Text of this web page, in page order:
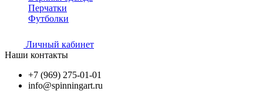
Перчатки
Футболки
Личный кабинет
Наши контакты
+7 (969) 275-01-01
info@spinningart.ru